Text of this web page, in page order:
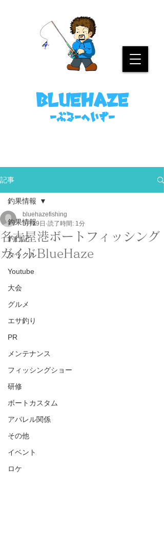
bluehaze
​－ぶるーへいずー
記事
釣果情報
釣行記
タックル
Youtube
大会
グルメ
エサ釣り
PR
メンテナンス
フィッシングショー
研修
ボートカスタム
アパレル関係
その他
イベント
ロケ
釣果情報
名古屋港ボートフィッシング
ガイドBlueHaze
bluehazefishing
5月29日 読了時間: 1分